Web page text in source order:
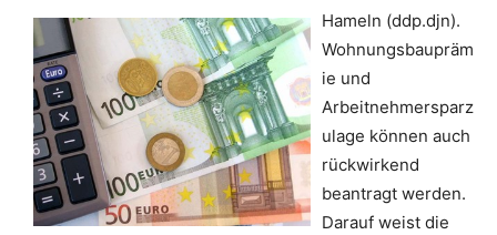
Hameln (ddp.djn).
Wohnungsbaupräm
ie und
Arbeitnehmersparz
ulage können auch
rückwirkend
beantragt werden.
Darauf weist die